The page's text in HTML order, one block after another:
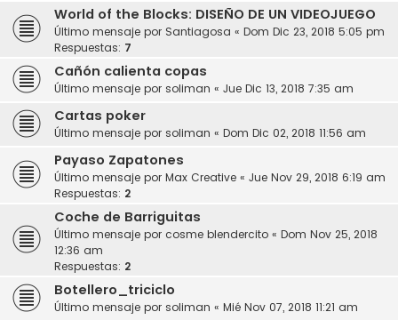
World of the Blocks: DISEÑO DE UN VIDEOJUEGO
Último mensaje por Santiagosa « Dom Dic 23, 2018 5:05 pm
Respuestas: 7
Cañón calienta copas
Último mensaje por soliman « Jue Dic 13, 2018 7:35 am
Cartas poker
Último mensaje por soliman « Dom Dic 02, 2018 11:56 am
Payaso Zapatones
Último mensaje por Max Creative « Jue Nov 29, 2018 6:19 am
Respuestas: 2
Coche de Barriguitas
Último mensaje por cosme blendercito « Dom Nov 25, 2018
12:36 am
Respuestas: 2
Botellero_triciclo
Último mensaje por soliman « Mié Nov 07, 2018 11:21 am